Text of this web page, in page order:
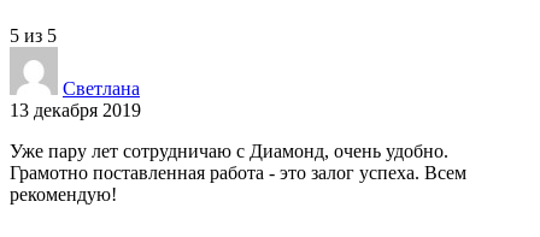
5 из 5
Светлана
13 декабря 2019
Уже пару лет сотрудничаю с Диамонд, очень удобно.
Грамотно поставленная работа - это залог успеха. Всем
рекомендую!